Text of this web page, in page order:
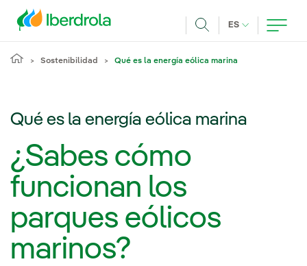
ES IDIOMA
Sostenibilidad Qué es la energía eólica marina
Qué es la energía eólica marina
¿Sabes cómo
funcionan los
parques eólicos
marinos?